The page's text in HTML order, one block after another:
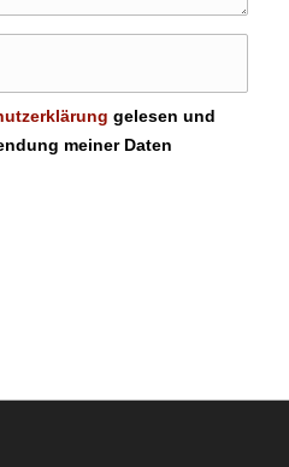
gelesen und
meiner Daten